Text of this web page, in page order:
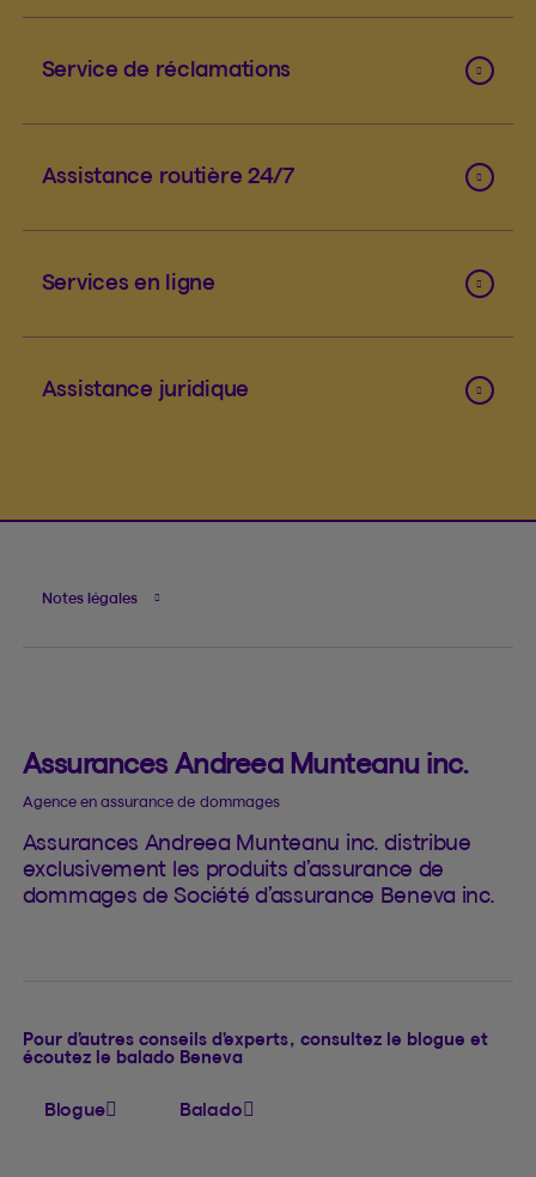
Service de réclamations
Assistance routière 24/7
Services en ligne
Assistance juridique
Notes légales
Assurances Andreea Munteanu inc.
Agence en assurance de dommages
Assurances Andreea Munteanu inc. distribue
exclusivement les produits d’assurance de
dommages de Société d’assurance Beneva inc.
Pour d’autres conseils d’experts, consultez le blogue et
écoutez le balado Beneva
Blogue Balado